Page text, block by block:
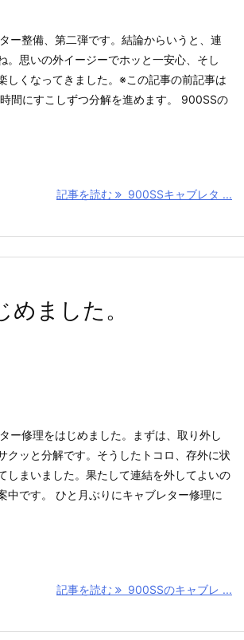
ー整備、第二弾です。結論からいうと、連
。思いの外イージーでホッと一安心、そし
しくなってきました。※この記事の前記事は
間にすこしずつ分解を進めます。 900SSの
記事を読む 900SSキャブレタ ...
ました。
ー修理をはじめました。まずは、取り外し
クッと分解です。そうしたトコロ、存外に状
しまいました。果たして連結を外してよいの
中です。 ひと月ぶりにキャブレター修理に
記事を読む 900SSのキャブレ ...